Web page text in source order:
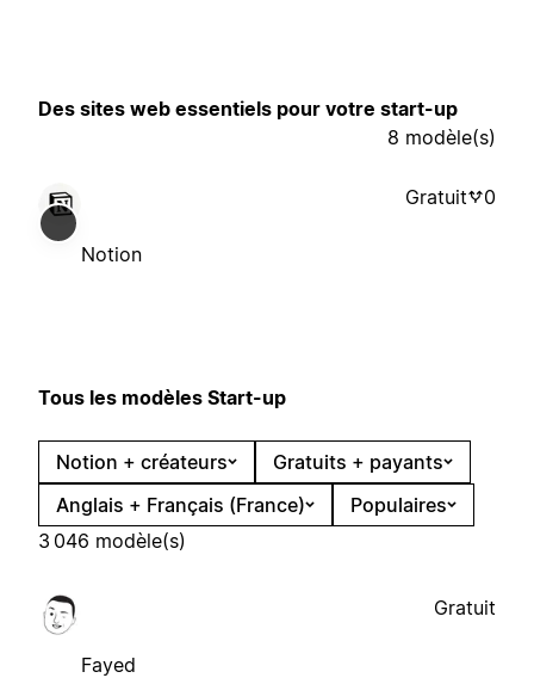
Des sites web essentiels pour votre start-up
8 modèle(s)
Notion
Gratuit 0
Tous les modèles Start-up
Notion + créateurs
Gratuits + payants
Anglais + Français (France)
Populaires
3 046 modèle(s)
Fayed
Gratuit